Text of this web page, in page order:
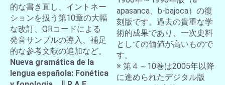
的な書き直し、イントネー
ションを扱う第10章の大幅
な改訂、QRコードによる
発音サンプルの導入、補足
的な参考文献の追加など。
Nueva gramática de la
lengua española: Fonética
apasanca、b-bajoca）の復
刻版です。過去の貴重な学
術的成果であり、一次史料
としての価値が高いもので
す。
※ 第４～10巻は2005年以降
に進められたデジタル版